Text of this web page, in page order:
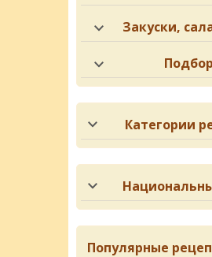
Закуски,
Категории
Популярные